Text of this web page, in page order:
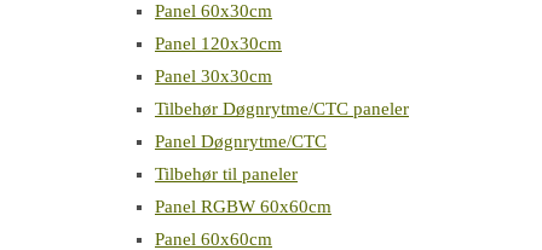
Panel 60x30cm
Panel 120x30cm
Panel 30x30cm
Tilbehør Døgnrytme/CTC paneler
Panel Døgnrytme/CTC
Tilbehør til paneler
Panel RGBW 60x60cm
Panel 60x60cm